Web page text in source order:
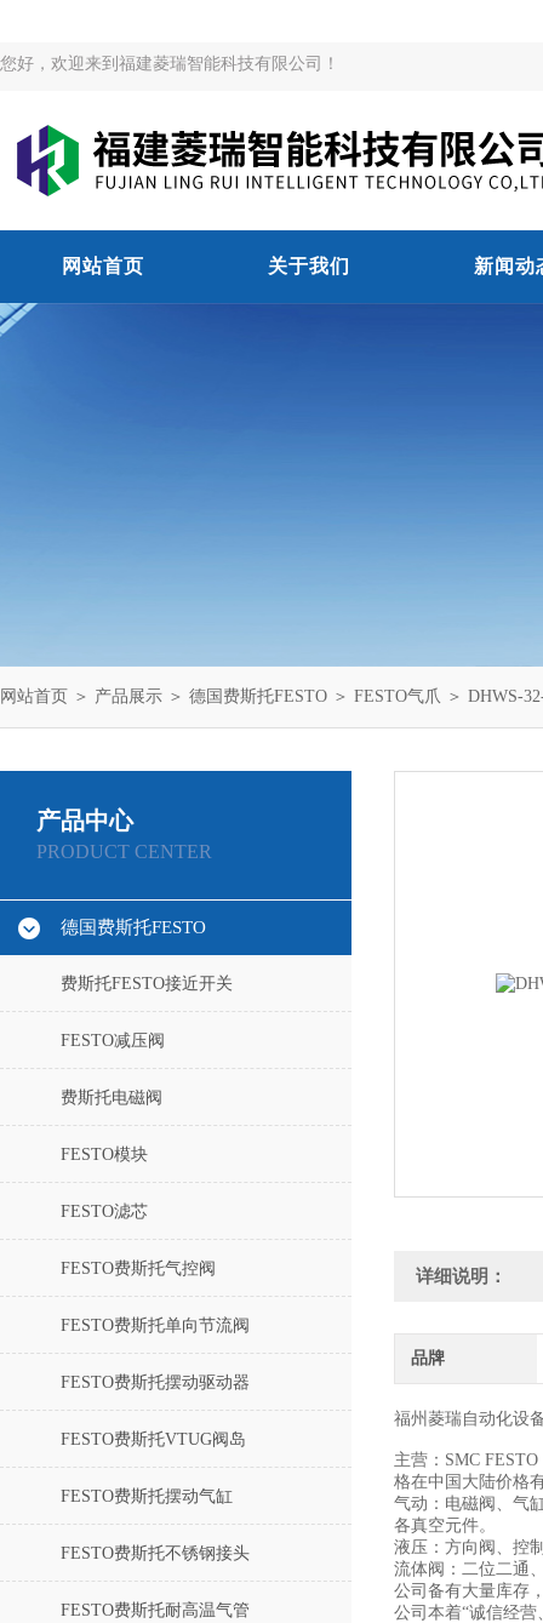
您好，欢迎来到福建菱瑞智能科技有限公司！
网站首页 关于我们 新闻动
网站首页 ＞ 产品展示 ＞ 德国费斯托FESTO ＞ FESTO气爪 ＞ DHWS-
产品中心
PRODUCT CENTER
德国费斯托FESTO
费斯托FESTO接近开关
FESTO减压阀
费斯托电磁阀
FESTO模块
FESTO滤芯
FESTO费斯托气控阀
FESTO费斯托单向节流阀
FESTO费斯托摆动驱动器
FESTO费斯托VTUG阀岛
FESTO费斯托摆动气缸
FESTO费斯托不锈钢接头
FESTO费斯托耐高温气管
详细说明：
品牌
福州菱瑞自动化设
主营：SMC
格在中国大陆价格
气动：电磁阀、气
各真空元件。
液压：方向阀、控
流体阀：二位二通
公司备有大量库存
公司本着“诚信经